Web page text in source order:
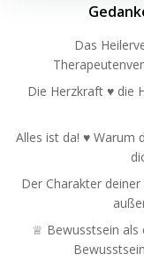
Das
Die Herzkraft ♥ die
Alles ist da! ♥ Warum
Der Charakter
♕ Bewusstsein als